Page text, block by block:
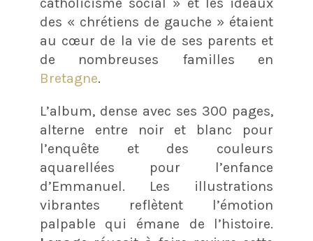
des « chrétiens de gauche » étaient
au cœur de la vie de ses parents et
de nombreuses familles en
Bretagne.
L’album, dense avec ses 300 pages,
alterne entre noir et blanc pour
l’enquête et des couleurs
aquarellées pour l’enfance
d’Emmanuel. Les illustrations
vibrantes reflètent l’émotion
palpable qui émane de l’histoire.